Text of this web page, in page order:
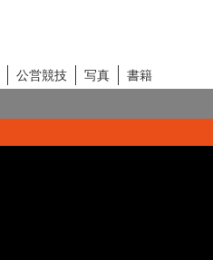
公営競技 写真
書籍